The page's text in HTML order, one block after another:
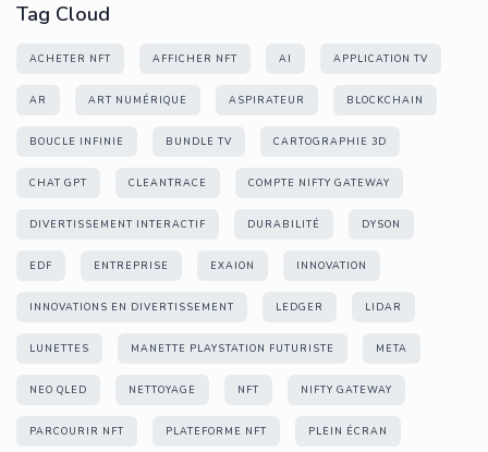
Tag Cloud
ACHETER NFT AFFICHER NFT AI APPLICATION TV
AR ART NUMÉRIQUE ASPIRATEUR BLOCKCHAIN
BOUCLE INFINIE BUNDLE TV CARTOGRAPHIE 3D
CHAT GPT CLEANTRACE COMPTE NIFTY GATEWAY
DIVERTISSEMENT INTERACTIF DURABILITÉ DYSON
EDF ENTREPRISE EXAION INNOVATION
INNOVATIONS EN DIVERTISSEMENT LEDGER LIDAR
LUNETTES MANETTE PLAYSTATION FUTURISTE META
NEO QLED NETTOYAGE NFT NIFTY GATEWAY
PARCOURIR NFT PLATEFORME NFT PLEIN ÉCRAN